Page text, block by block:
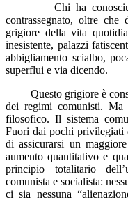
Chi ha conosciuto il
contrassegnato, oltre
grigiore della vita
inesistente, palazzi
abbigliamento scialbo,
superflui e via dicendo.
Questo grigiore è
dei regimi comunisti. Ma
filosofico. Il sistema
Fuori dai pochi
di assicurarsi un
aumento quantitativo e
principio totalitario
comunista e socialista:
ci sia nessuna